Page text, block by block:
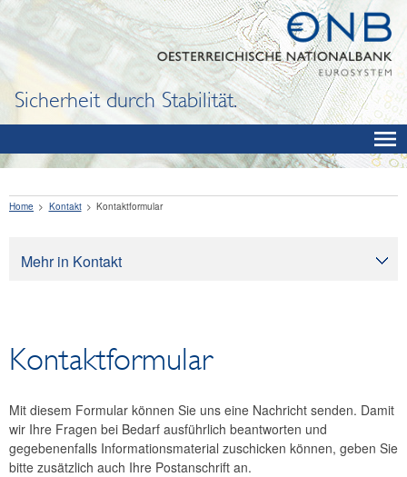
Sicherheit durch Stabilität.
Mehr in Kontakt
Home Kontakt Kontaktformular
Kontaktformular
Mit diesem Formular können Sie uns eine Nachricht senden. Damit
wir Ihre Fragen bei Bedarf ausführlich beantworten und
gegebenenfalls Informationsmaterial zuschicken können, geben Sie
bitte zusätzlich auch Ihre Postanschrift an.